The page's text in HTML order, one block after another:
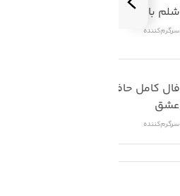
شلم باز | ShelemBaz
سرگرم‌کننده
عشق
سرگرم‌کننده